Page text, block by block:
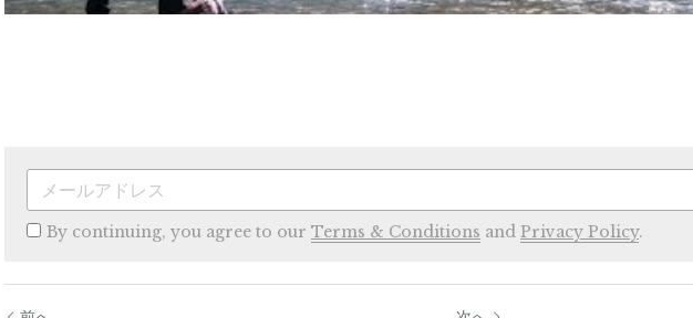
By continuing, you agree to our Terms & Conditions and Privacy Policy.